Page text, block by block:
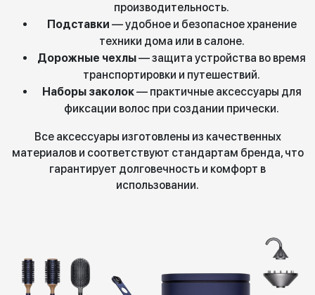
производительность.
Подставки — удобное и безопасное хранение
техники дома или в салоне.
Дорожные чехлы— защита устройства во время
транспортировки и путешествий.
Наборы заколок— практичные аксессуары для
фиксации волос при создании прически.
Все аксессуары изготовлены из качественных
материалов и соответствуют стандартам бренда, что
гарантирует долговечность и комфорт в
использовании.